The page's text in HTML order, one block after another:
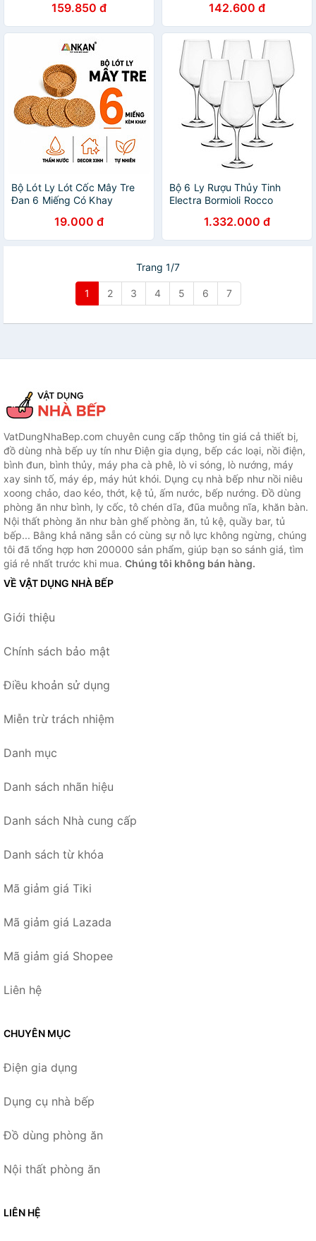
2022 | GIÁ ÚP LY CỐC TIM
159.850 đ
2022 | GIÁ ÚP LY CỐC TIM
142.600 đ
Bộ Lót Ly Lót Cốc Mây Tre
Đan 6 Miếng Có Khay
Thủ Công, Thân Thiện Môi
Trường
19.000 đ
Bộ 6 Ly Rượu Thủy Tinh
Electra Bormioli Rocco
1.332.000 đ
Trang 1/7
1 2 3 4 5 6 7
VatDungNhaBep.com chuyên cung cấp thông tin giá cả thiết bị,
đồ dùng nhà bếp uy tín như Điện gia dụng, bếp các loại, nồi điện,
bình đun, bình thủy, máy pha cà phê, lò vi sóng, lò nướng, máy
xay sinh tố, máy ép, máy hút khói. Dụng cụ nhà bếp như nồi niêu
xoong chảo, dao kéo, thớt, kệ tủ, ấm nước, bếp nướng. Đồ dùng
phòng ăn như bình, ly cốc, tô chén dĩa, đũa muỗng nĩa, khăn bàn.
Nội thất phòng ăn như bàn ghế phòng ăn, tủ kệ, quầy bar, tủ
bếp... Bằng khả năng sẵn có cùng sự nỗ lực không ngừng, chúng
tôi đã tổng hợp hơn 200000 sản phẩm, giúp bạn so sánh giá, tìm
giá rẻ nhất trước khi mua. Chúng tôi không bán hàng.
VỀ VẬT DỤNG NHÀ BẾP
Giới thiệu
Chính sách bảo mật
Điều khoản sử dụng
Miễn trừ trách nhiệm
Danh mục
Danh sách nhãn hiệu
Danh sách Nhà cung cấp
Danh sách từ khóa
Mã giảm giá Tiki
Mã giảm giá Lazada
Mã giảm giá Shopee
Liên hệ
CHUYÊN MỤC
Điện gia dụng
Dụng cụ nhà bếp
Đồ dùng phòng ăn
Nội thất phòng ăn
LIÊN HỆ